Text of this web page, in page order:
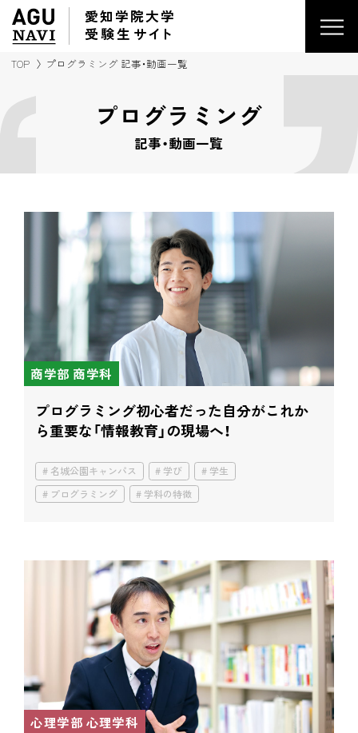
愛知学院大学
受験生 サイ ト
TOP プログラミング 記事・動画一覧
プログラミング
記事・動画一覧
商学部 商学科
プログラミング初心者だった自分がこれか
ら重要な「情報教育」の現場へ！
名城公園キャンパス 学び
学生
プログラミング
学科の特徴
心理学部 心理学科